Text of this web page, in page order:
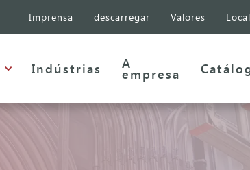
Imprensa descarregar Valores
Indústrias A
empresa